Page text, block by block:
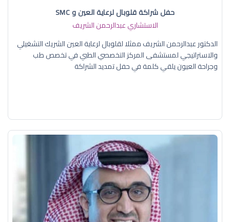
حفل شراكة قلوبال لرعاية العين و SMC
الاستشاري عبدالرحمن الشريف
الدكتور عبدالرحمن الشريف ممثلا لقلوبال لرعاية العين الشريك التشغيلي
والاستراتيجي لمستشفى المركز التخصصي الطبي في تخصص طب
وجراحة العيون يلقي كلمة في حفل تمديد الشراكة